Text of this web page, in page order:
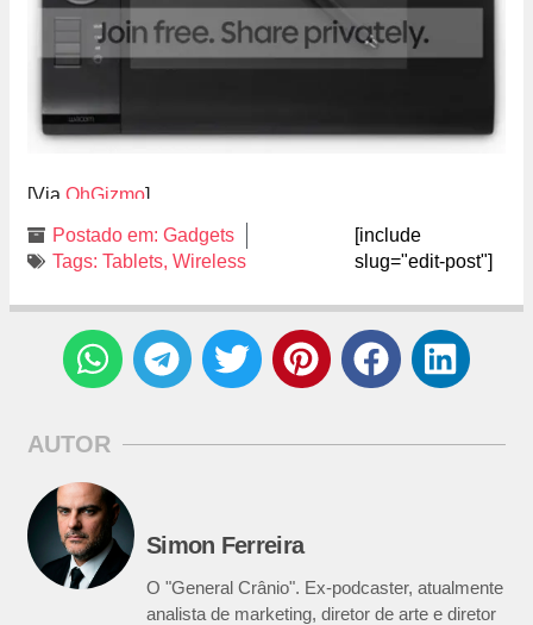
[Via OhGizmo]
Postado em: Gadgets
Tags: Tablets, Wireless
[include
slug="edit-post"]
AUTOR
Simon Ferreira
O "General Crânio". Ex-podcaster, atualmente
analista de marketing, diretor de arte e diretor